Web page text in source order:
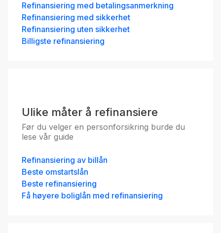
Refinansiering med betalingsanmerkning
Refinansiering med sikkerhet
Refinansiering uten sikkerhet
Billigste refinansiering
Ulike måter å refinansiere
Før du velger en personforsikring burde du
lese vår guide
Refinansiering av billån
Beste omstartslån
Beste refinansiering
Få høyere boliglån med refinansiering